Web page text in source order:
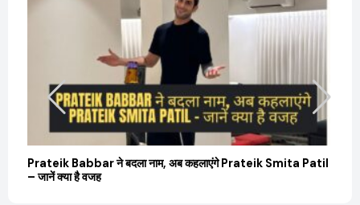
Prateik Babbar ने बदला नाम, अब कहलाएंगे Prateik Smita Patil
– जानें क्या है वजह